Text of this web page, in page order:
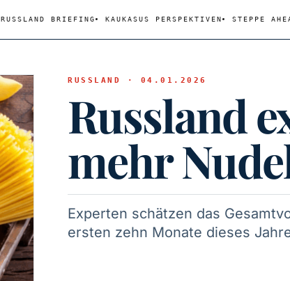
RUSSLAND BRIEFING KAUKASUS PERSPEKTIVEN STEPPE
RUSSLAND · 04.01.2026
Russland
mehr
Experten schätzen das
ersten zehn Monate dieses